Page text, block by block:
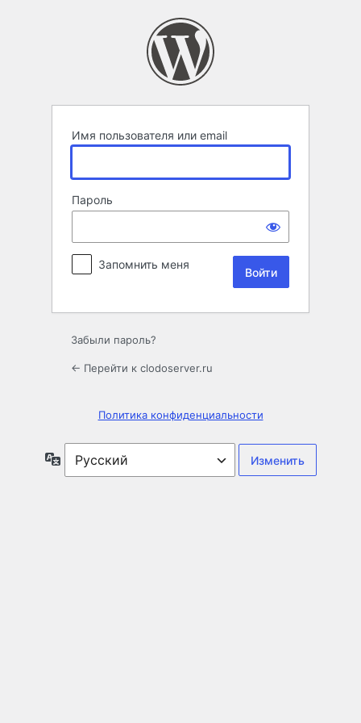
Имя пользователя или email
Пароль
Запомнить меня
Забыли пароль?
← Перейти к clodoserver.ru
Политика конфиденциальности
Язык